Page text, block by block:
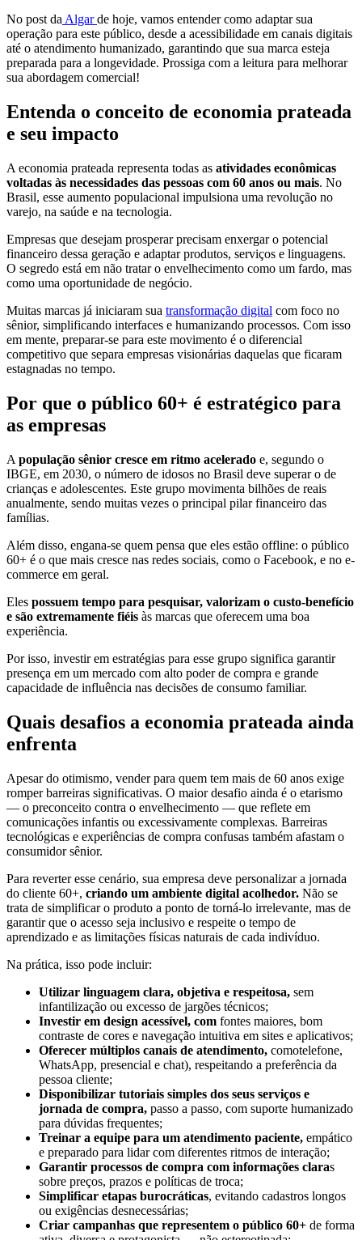
No post da Algarde hoje, vamos entender como adaptar sua
operação para este público, desde a acessibilidade em canais digitais
até o atendimento humanizado, garantindo que sua marca esteja
preparada para a longevidade. Prossiga com a leitura para melhorar
sua abordagem comercial!
Entenda o conceito de economia prateada
e seu impacto
A economia prateada representa todas as atividades econômicas
voltadas às necessidades das pessoas com 60 anos ou mais. No
Brasil, esse aumento populacional impulsiona uma revolução no
varejo, na saúde e na tecnologia.
Empresas que desejam prosperar precisam enxergar o potencial
financeiro dessa geração e adaptar produtos, serviços e linguagens.
O segredo está em não tratar o envelhecimento como um fardo, mas
como uma oportunidade de negócio.
Muitas marcas já iniciaram sua transformação digital com foco no
sênior, simplificando interfaces e humanizando processos. Com isso
em mente, preparar-se para este movimento é o diferencial
competitivo que separa empresas visionárias daquelas que ficaram
estagnadas no tempo.
Por que o público 60+ é estratégico para
as empresas
A população sênior cresce em ritmo acelerado e, segundo o
IBGE, em 2030, o número de idosos no Brasil deve superar o de
crianças e adolescentes. Este grupo movimenta bilhões de reais
anualmente, sendo muitas vezes o principal pilar financeiro das
famílias.
Além disso, engana-se quem pensa que eles estão offline: o público
60+ é o que mais cresce nas redes sociais, como o Facebook, e no e-
commerce em geral.
Eles possuem tempo para pesquisar, valorizam o custo-benefício
e são extremamente fiéis às marcas que oferecem uma boa
experiência.
Por isso, investir em estratégias para esse grupo significa garantir
presença em um mercado com alto poder de compra e grande
capacidade de influência nas decisões de consumo familiar.
Quais desafios a economia prateada ainda
enfrenta
Apesar do otimismo, vender para quem tem mais de 60 anos exige
romper barreiras significativas. O maior desafio ainda é o etarismo
— o preconceito contra o envelhecimento — que reflete em
comunicações infantis ou excessivamente complexas. Barreiras
tecnológicas e experiências de compra confusas também afastam o
consumidor sênior.
Para reverter esse cenário, sua empresa deve personalizar a jornada
do cliente 60+, criando um ambiente digital acolhedor. Não se
trata de simplificar o produto a ponto de torná-lo irrelevante, mas de
garantir que o acesso seja inclusivo e respeite o tempo de
aprendizado e as limitações físicas naturais de cada indivíduo.
Na prática, isso pode incluir:
Utilizar linguagem clara, objetiva e respeitosa, sem
infantilização ou excesso de jargões técnicos;
Investir em design acessível, com fontes maiores, bom
contraste de cores e navegação intuitiva em sites e aplicativos;
Oferecer múltiplos canais de atendimento, comotelefone,
WhatsApp, presencial e chat), respeitando a preferência da
pessoa cliente;
Disponibilizar tutoriais simples dos seus serviços e
jornada de compra, passo a passo, com suporte humanizado
para dúvidas frequentes;
Treinar a equipe para um atendimento paciente, empático
e preparado para lidar com diferentes ritmos de interação;
Garantir processos de compra com informações claras
sobre preços, prazos e políticas de troca;
Simplificar etapas burocráticas, evitando cadastros longos
ou exigências desnecessárias;
Criar campanhas que representem o público 60+ de forma